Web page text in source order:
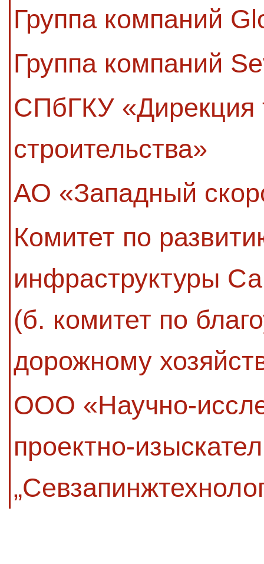
Группа компаний
Группа компаний
СПбГКУ «Дирекция
строительства»
АО «Западный
Комитет по
инфраструктуры
(б. комитет по
дорожному
ООО «Научно-
проектно-